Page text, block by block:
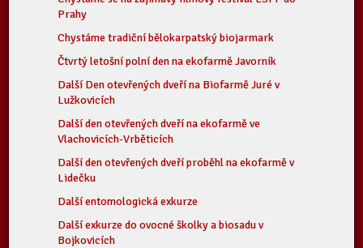
Prahy
Chystáme tradiční bělokarpatský biojarmark
Čtvrtý letošní polní den na ekofarmě Javorník
Další Den otevřených dveří na Biofarmě Juré v
Lužkovicích
Další den otevřených dveří na ekofarmě ve
Vlachovicích-Vrběticích
Další den otevřených dveří proběhl na ekofarmě v
Lidečku
Další entomologická exkurze
Další exkurze do ovocné školky a biosadu v
Bojkovicích